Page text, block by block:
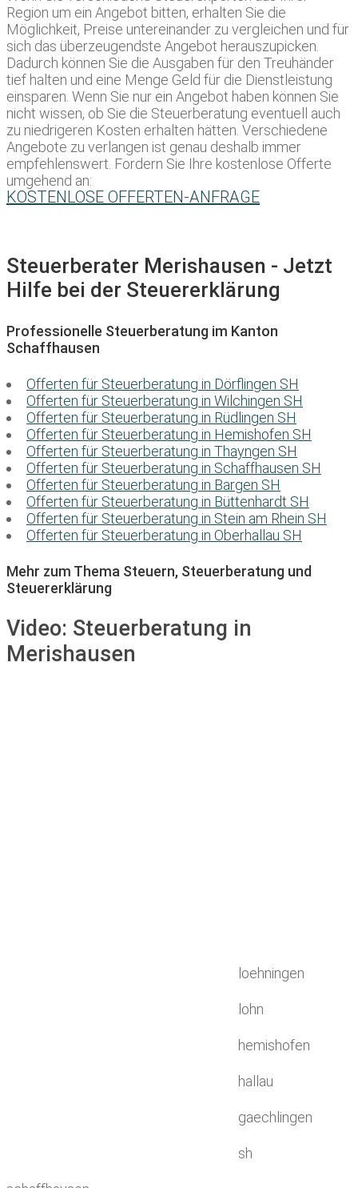
Region um ein Angebot bitten, erhalten Sie die
Möglichkeit, Preise untereinander zu vergleichen und für
sich das überzeugendste Angebot herauszupicken.
Dadurch können Sie die Ausgaben für den Treuhänder
tief halten und eine Menge Geld für die Dienstleistung
einsparen. Wenn Sie nur ein Angebot haben können Sie
nicht wissen, ob Sie die Steuerberatung eventuell auch
zu niedrigeren Kosten erhalten hätten. Verschiedene
Angebote zu verlangen ist genau deshalb immer
empfehlenswert. Fordern Sie Ihre kostenlose Offerte
umgehend an:
KOSTENLOSE OFFERTEN-ANFRAGE
Steuerberater Merishausen - Jetzt
Hilfe bei der Steuererklärung
Professionelle Steuerberatung im Kanton
Schaffhausen
Offerten für Steuerberatung in Dörflingen SH
Offerten für Steuerberatung in Wilchingen SH
Offerten für Steuerberatung in Rüdlingen SH
Offerten für Steuerberatung in Hemishofen SH
Offerten für Steuerberatung in Thayngen SH
Offerten für Steuerberatung in Schaffhausen SH
Offerten für Steuerberatung in Bargen SH
Offerten für Steuerberatung in Büttenhardt SH
Offerten für Steuerberatung in Stein am Rhein SH
Offerten für Steuerberatung in Oberhallau SH
Mehr zum Thema Steuern, Steuerberatung und
Steuererklärung
Video: Steuerberatung in
Merishausen
loehningen
lohn
hemishofen
hallau
gaechlingen
sh